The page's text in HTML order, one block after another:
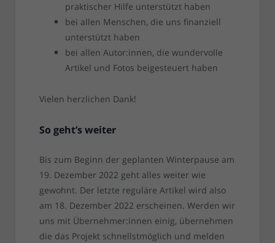
praktischer Hilfe unterstützt haben
bei allen Menschen, die uns finanziell
unterstützt haben
bei allen Autor:innen, die wundervolle
Artikel und Fotos beigesteuert haben
Vielen herzlichen Dank!
So geht’s weiter
Bis zum Beginn der geplanten Winterpause am
19. Dezember 2022 geht alles weiter wie
gewohnt. Der letzte reguläre Artikel wird also
am 18. Dezember 2022 erscheinen. Werden wir
uns mit Übernehmer:innen einig, übernehmen
die das Projekt schnellstmöglich und melden